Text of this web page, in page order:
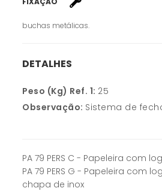
buchas metálicas.
DETALHES
Peso (Kg) Ref. 1: 25
Observação: Sistema de
PA 79 PERS C - Papeleira com
PA 79 PERS G - Papeleira com
chapa de inox